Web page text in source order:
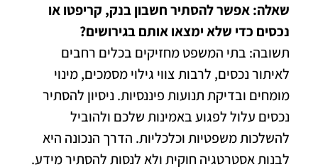
שאלה: אפשר להסתיר חשבון בנק, קריפטו או
נכסים כדי שלא ימצאו אותם בגירושים?
תשובה: בתי המשפט מחזיקים בכלים רחבים
לאיתור נכסים, לרבות צווי גילוי מסמכים, מינוי
מומחים ובדיקת תנועות פיננסיות. ניסיון להסתיר
נכסים עלול לפגוע באמינות שלכם ולהוביל
להשלכות משפטיות וכלכליות. הדרך הנכונה היא
לבנות אסטרטגיה חוקית ולא לנסות להסתיר מידע.